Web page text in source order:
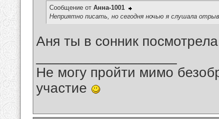
Сообщение от Анна-1001
Неприятно писать, но сегодня ночью я слушала
Аня ты в сонник
Не могу пройти мимо
участие